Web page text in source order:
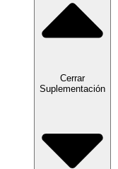
Cerrar
Suplementación